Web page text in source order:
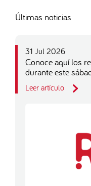
Últimas noticias
31 Jul 2026
Conoce aquí los
durante este
Leer artículo